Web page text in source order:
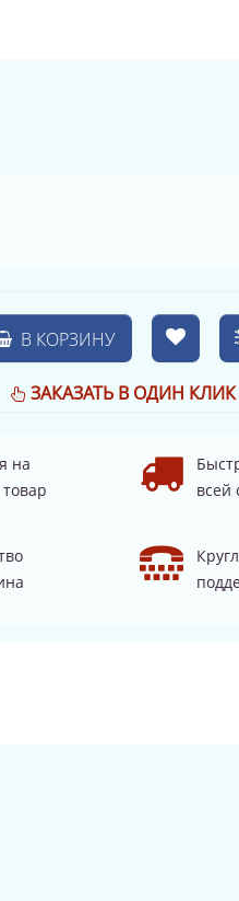
В КОРЗИНУ
ЗАКАЗАТЬ В ОДИН КЛИК
на
всей